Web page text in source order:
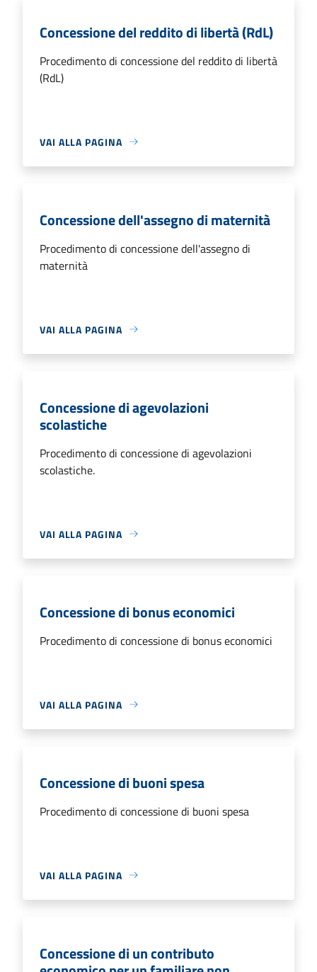
Concessione del reddito di libertà (RdL)
Procedimento di concessione del reddito di libertà
(RdL)
VAI ALLA PAGINA
Concessione dell'assegno di maternità
Procedimento di concessione dell'assegno di
maternità
VAI ALLA PAGINA
Concessione di agevolazioni
scolastiche
Procedimento di concessione di agevolazioni
scolastiche.
VAI ALLA PAGINA
Concessione di bonus economici
Procedimento di concessione di bonus economici
VAI ALLA PAGINA
Concessione di buoni spesa
Procedimento di concessione di buoni spesa
VAI ALLA PAGINA
Concessione di un contributo